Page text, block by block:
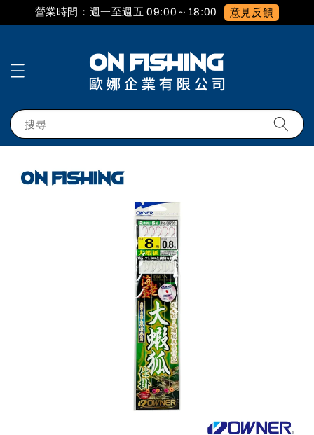
營業時間：週一至週五 09:00～18:00 意見反饋
搜尋